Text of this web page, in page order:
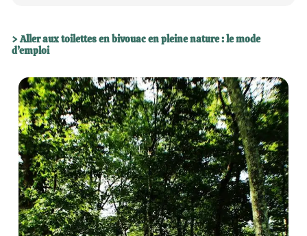
> Aller aux toilettes en bivouac en pleine nature : le mode
d’emploi